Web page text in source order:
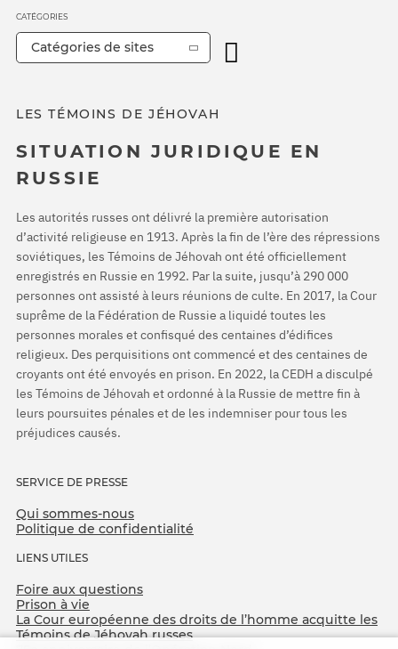
LES TÉMOINS DE JÉHOVAH
SITUATION JURIDIQUE EN
RUSSIE
Les autorités russes ont délivré la première autorisation
d’activité religieuse en 1913. Après la fin de l’ère des répressions
soviétiques, les Témoins de Jéhovah ont été officiellement
enregistrés en Russie en 1992. Par la suite, jusqu’à 290 000
personnes ont assisté à leurs réunions de culte. En 2017, la Cour
suprême de la Fédération de Russie a liquidé toutes les
personnes morales et confisqué des centaines d’édifices
religieux. Des perquisitions ont commencé et des centaines de
croyants ont été envoyés en prison. En 2022, la CEDH a disculpé
les Témoins de Jéhovah et ordonné à la Russie de mettre fin à
leurs poursuites pénales et de les indemniser pour tous les
préjudices causés.
SERVICE DE PRESSE
Qui sommes-nous
Politique de confidentialité
LIENS UTILES
Foire aux questions
Prison à vie
La Cour européenne des droits de l’homme acquitte les
Témoins de Jéhovah russes
CATÉGORIES
Catégories de sites